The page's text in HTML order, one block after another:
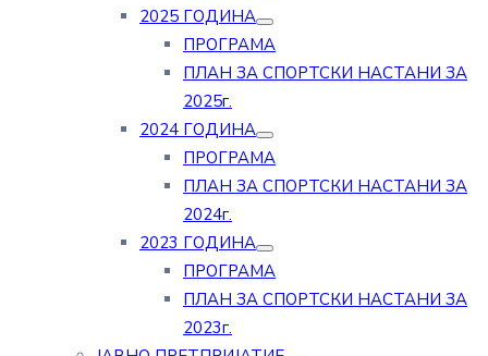
2025 ГОДИНА
ПРОГРАМА
ПЛАН ЗА СПОРТСКИ НАСТАНИ ЗА
2025г.
2024 ГОДИНА
ПРОГРАМА
ПЛАН ЗА СПОРТСКИ НАСТАНИ ЗА
2024г.
2023 ГОДИНА
ПРОГРАМА
ПЛАН ЗА СПОРТСКИ НАСТАНИ ЗА
2023г.